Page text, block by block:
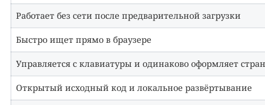
Работает без сети после предварительной загрузки
Быстро ищет прямо в браузере
Управляется с клавиатуры и одинаково оформляет
Открытый исходный код и локальное развёртывание